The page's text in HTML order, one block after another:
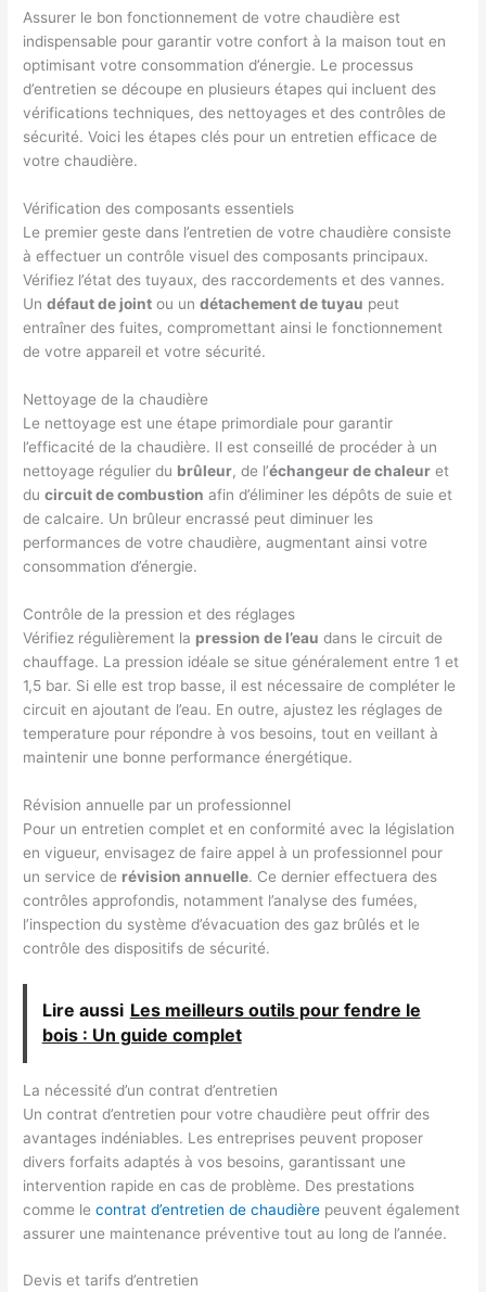
Assurer le bon fonctionnement de votre chaudière est
indispensable pour garantir votre confort à la maison tout en
optimisant votre consommation d’énergie. Le processus
d’entretien se découpe en plusieurs étapes qui incluent des
vérifications techniques, des nettoyages et des contrôles de
sécurité. Voici les étapes clés pour un entretien efficace de
votre chaudière.
Vérification des composants essentiels
Le premier geste dans l’entretien de votre chaudière consiste
à effectuer un contrôle visuel des composants principaux.
Vérifiez l’état des tuyaux, des raccordements et des vannes.
Undéfaut de joint ou undétachement de tuyau peut
entraîner des fuites, compromettant ainsi le fonctionnement
de votre appareil et votre sécurité.
Nettoyage de la chaudière
Le nettoyage est une étape primordiale pour garantir
l’efficacité de la chaudière. Il est conseillé de procéder à un
nettoyage régulier du brûleur, de l’échangeur de chaleur et
ducircuit de combustion afin d’éliminer les dépôts de suie et
de calcaire. Un brûleur encrassé peut diminuer les
performances de votre chaudière, augmentant ainsi votre
consommation d’énergie.
Contrôle de la pression et des réglages
Vérifiez régulièrement la pression de l’eau dans le circuit de
chauffage. La pression idéale se situe généralement entre 1 et
1,5 bar. Si elle est trop basse, il est nécessaire de compléter le
circuit en ajoutant de l’eau. En outre, ajustez les réglages de
temperature pour répondre à vos besoins, tout en veillant à
maintenir une bonne performance énergétique.
Révision annuelle par un professionnel
Pour un entretien complet et en conformité avec la législation
en vigueur, envisagez de faire appel à un professionnel pour
un service de révision annuelle. Ce dernier effectuera des
contrôles approfondis, notamment l’analyse des fumées,
l’inspection du système d’évacuation des gaz brûlés et le
contrôle des dispositifs de sécurité.
Lire aussi Les meilleurs outils pour fendre le
bois : Un guide complet
La nécessité d’un contrat d’entretien
Un contrat d’entretien pour votre chaudière peut offrir des
avantages indéniables. Les entreprises peuvent proposer
divers forfaits adaptés à vos besoins, garantissant une
intervention rapide en cas de problème. Des prestations
comme lecontrat d’entretien de chaudière peuvent également
assurer une maintenance préventive tout au long de l’année.
Devis et tarifs d’entretien